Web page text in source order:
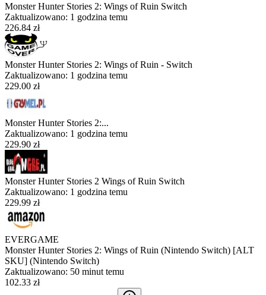
Monster Hunter Stories 2: Wings of Ruin Switch
Zaktualizowano: 1 godzina temu
226.84 zł
Monster Hunter Stories 2: Wings of Ruin - Switch
Zaktualizowano: 1 godzina temu
229.00 zł
Monster Hunter Stories 2:...
Zaktualizowano: 1 godzina temu
229.90 zł
Monster Hunter Stories 2 Wings of Ruin Switch
Zaktualizowano: 1 godzina temu
229.99 zł
EVERGAME
Monster Hunter Stories 2: Wings of Ruin (Nintendo Switch) [ALT
SKU] (Nintendo Switch)
Zaktualizowano: 50 minut temu
102.33 zł